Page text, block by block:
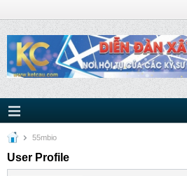
55mbio
User Profile